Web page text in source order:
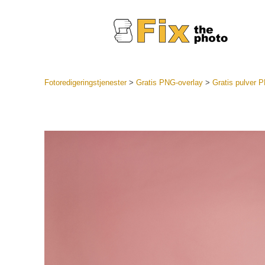
Mobile
Fotoredigeringstjenester> Gratis PNG-overlay> Gratis pulver